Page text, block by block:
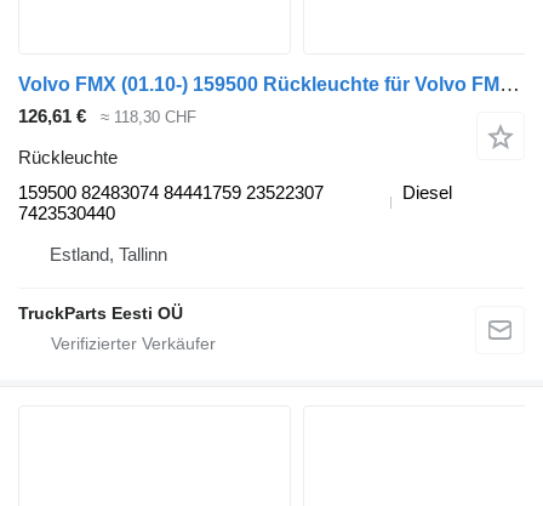
Volvo FMX (01.10-) 159500 Rückleuchte für Volvo FM7-FM12, FM, FMX (1998-2014) Sattelzugmaschine
126,61 € ≈ 118,30 CHF
Rückleuchte
159500 82483074 84441759 23522307
7423530440
Diesel
Estland, Tallinn
TruckParts Eesti OÜ